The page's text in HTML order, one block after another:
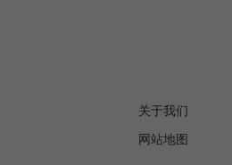
关于我们
网站地图